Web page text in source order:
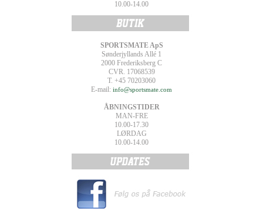
10.00-14.00
SPORTSMATE ApS
Sønderjyllands Allé 1
2000 Frederiksberg C
CVR. 17068539
T. +45 70203060
E-mail: info@sportsmate.com
ÅBNINGSTIDER
MAN-FRE
10.00-17.30
LØRDAG
10.00-14.00